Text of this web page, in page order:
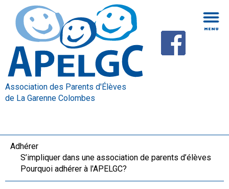
Association des Parents d'Élèves
de La Garenne Colombes
Adhérer
S’impliquer dans une association de parents d’élèves
Pourquoi adhérer à l'APELGC?